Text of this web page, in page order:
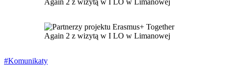
#Komunikaty